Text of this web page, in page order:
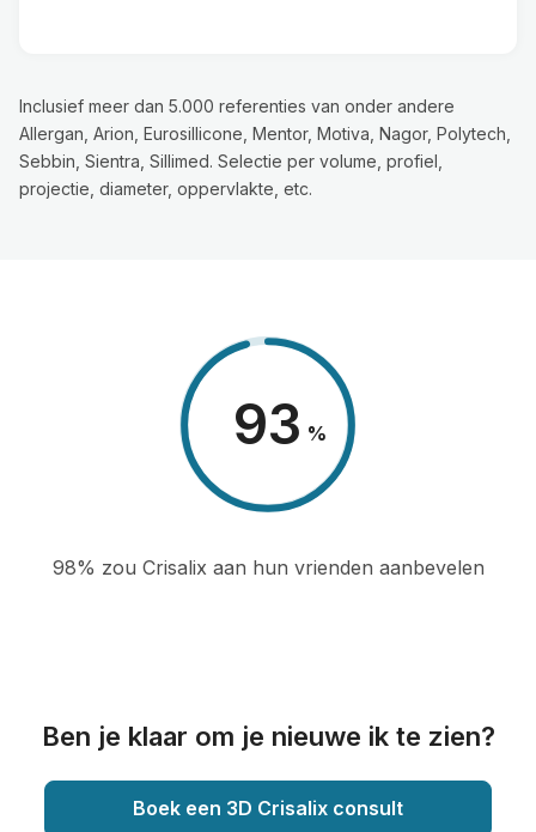
Inclusief meer dan 5.000 referenties van onder andere
Allergan, Arion, Eurosillicone, Mentor, Motiva, Nagor, Polytech,
Sebbin, Sientra, Sillimed. Selectie per volume, profiel,
projectie, diameter, oppervlakte, etc.
98 %
98% zou Crisalix aan hun vrienden aanbevelen
Ben je klaar om je nieuwe ik te zien?
Boek een 3D Crisalix consult